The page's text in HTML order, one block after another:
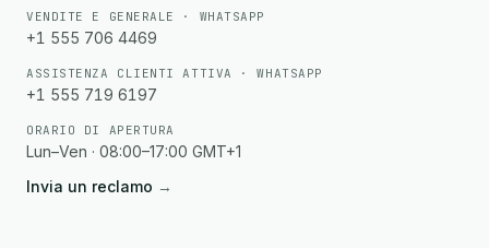
VENDITE E GENERALE · WHATSAPP
+1 555 706 4469
ASSISTENZA CLIENTI ATTIVA · WHATSAPP
+1 555 719 6197
ORARIO DI APERTURA
Lun–Ven · 08:00–17:00 GMT+1
Invia un reclamo →